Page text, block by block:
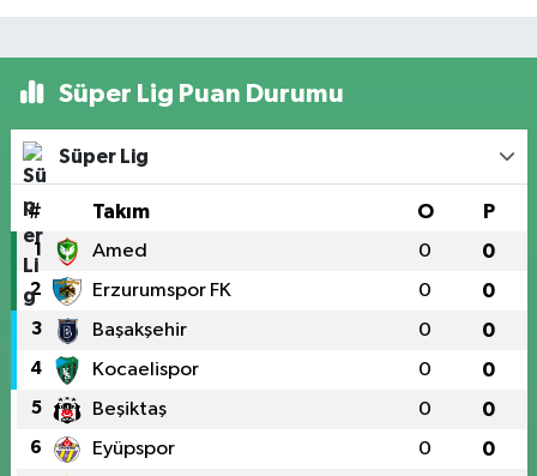
Süper Lig Puan Durumu
Süper Lig
# Takım O P
1 Amed 0 0
2 Erzurumspor FK 0 0
3 Başakşehir 0 0
4 Kocaelispor 0 0
5 Beşiktaş 0 0
6 Eyüpspor 0 0